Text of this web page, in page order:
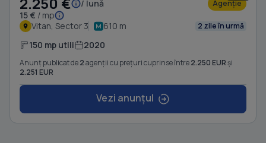
/ lună
15 € / mp
Agenție
Vitan, Sector 3 610 m 2 zile în urmă
150 mp utili 2020
Anunț publicat de2agenții cu prețuri cuprinse între2.250 EURși
2.251 EUR
Vezi anunțul